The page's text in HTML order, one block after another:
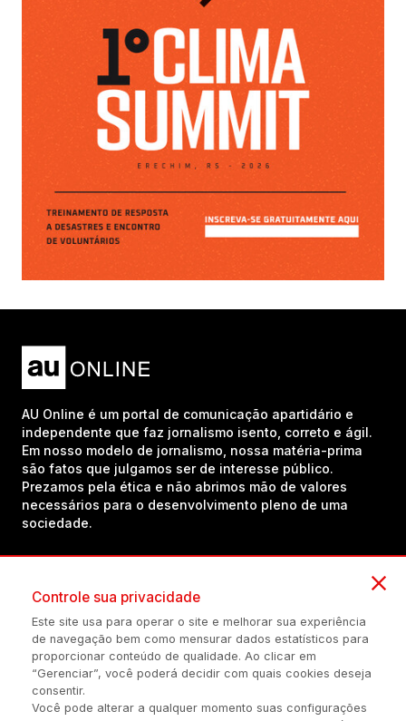
AU Online é um portal de comunicação apartidário e
independente que faz jornalismo isento, correto e ágil.
Em nosso modelo de jornalismo, nossa matéria-prima
são fatos que julgamos ser de interesse público.
Prezamos pela ética e não abrimos mão de valores
necessários para o desenvolvimento pleno de uma
sociedade.
(54) 98434-8385
Política de privacidade Configuração de Cookies Quem Somos
Controle sua privacidade
Este site usa para operar o site e melhorar sua experiência
de navegação bem como mensurar dados estatísticos para
proporcionar conteúdo de qualidade. Ao clicar em
“Gerenciar”, você poderá decidir com quais cookies deseja
consentir.
Você pode alterar a qualquer momento suas configurações